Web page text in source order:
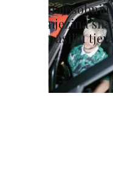
njezina
nasilju